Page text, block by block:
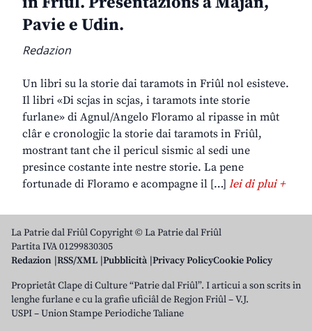
Pavie e Udin.
Redazion
Un libri su la storie dai taramots in Friûl nol esisteve.
Il libri «Di scjas in scjas, i taramots inte storie
furlane» di Agnul/Angelo Floramo al ripasse in mût
clâr e cronologjic la storie dai taramots in Friûl,
mostrant tant che il pericul sismic al sedi une
presince costante inte nestre storie. La pene
fortunade di Floramo e acompagne il […] lei di plui +
La Patrie dal Friûl Copyright © La Patrie dal Friûl
Partita IVA 01299830305
Redazion RSS/XML Pubblicità Privacy PolicyCookie Policy
Proprietât Clape di Culture “Patrie dal Friûl”. I articui a son scrits in
lenghe furlane e cu la grafie uficiâl de Regjon Friûl – V.J.
USPI – Union Stampe Periodiche Taliane